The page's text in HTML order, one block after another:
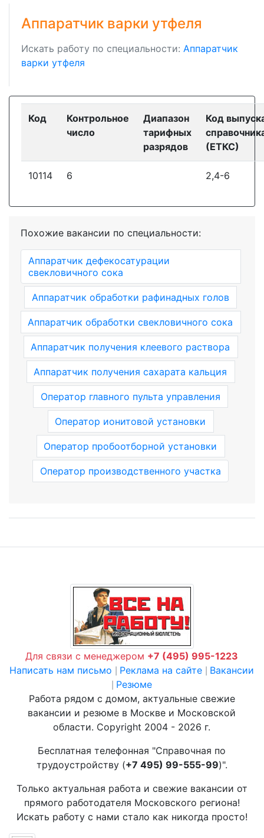
Аппаратчик варки утфеля
Искать работу по специальности: Аппаратчик
варки утфеля
Код
Контрольное
число
Диапазон
тарифных
разрядов
Код
(ЕТКС)
10114 6 2,4-6
Похожие вакансии по специальности:
Аппаратчик дефекосатурации
свекловичного сока
Аппаратчик обработки рафинадных голов
Аппаратчик обработки свекловичного сока
Аппаратчик получения клеевого раствора
Аппаратчик получения сахарата кальция
Оператор главного пульта управления
Оператор ионитовой установки
Оператор пробоотборной установки
Оператор производственного участка
Для связи с менеджером +7 (495) 995-1223
Написать нам письмо
Реклама на сайте Вакансии
Резюме
Работа рядом с домом, актуальные свежие
вакансии и резюме в Москве и Московской
области. Copyright 2004 - 2026 г.
Бесплатная телефонная "Справочная по
трудоустройству (+7 495) 99-555-99)".
Только актуальная работа и свежие вакансии от
прямого работодателя Московского региона!
Искать работу с нами стало как никогда просто!